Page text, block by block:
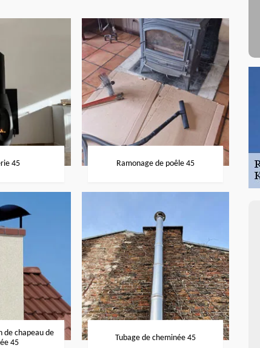
45 Ramonage de poêle 45
de chapeau de
45
Tubage de cheminée 45